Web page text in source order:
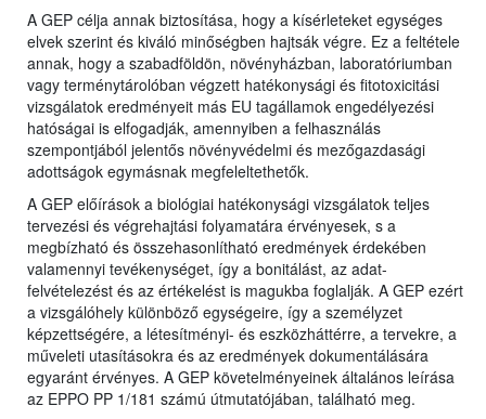
A GEP célja annak biztosítása, hogy a kísérleteket egységes
elvek szerint és kiváló minőségben hajtsák végre. Ez a feltétele
annak, hogy a szabadföldön, növényházban, laboratóriumban
vagy terménytárolóban végzett hatékonysági és fitotoxicitási
vizsgálatok eredményeit más EU tagállamok engedélyezési
hatóságai is elfogadják, amennyiben a felhasználás
szempontjából jelentős növényvédelmi és mezőgazdasági
adottságok egymásnak megfeleltethetők.
A GEP előírások a biológiai hatékonysági vizsgálatok teljes
tervezési és végrehajtási folyamatára érvényesek, s a
megbízható és összehasonlítható eredmények érdekében
valamennyi tevékenységet, így a bonitálást, az adat-
felvételezést és az értékelést is magukba foglalják. A GEP ezért
a vizsgálóhely különböző egységeire, így a személyzet
képzettségére, a létesítményi- és eszközháttérre, a tervekre, a
műveleti utasításokra és az eredmények dokumentálására
egyaránt érvényes. A GEP követelményeinek általános leírása
az EPPO PP 1/181 számú útmutatójában, található meg.